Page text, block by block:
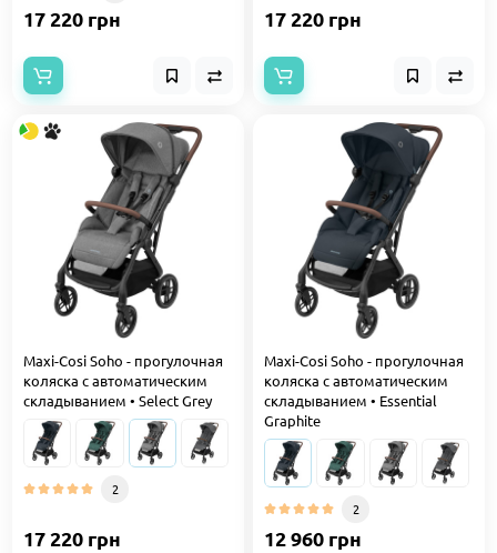
17 220 грн 17 220 грн
Maxi-Cosi Soho - прогулочная
коляска с автоматическим
складыванием • Select Grey
2
17 220 грн
Maxi-Cosi Soho - прогулочная
коляска с автоматическим
складыванием • Essential
Graphite
2
12 960 грн